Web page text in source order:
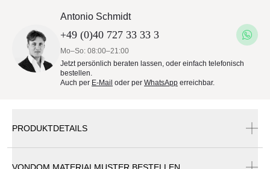
Antonio Schmidt
+49 (0)40 727 33 33 3
Mo–So: 08:00–21:00
Jetzt persönlich beraten lassen, oder einfach telefonisch
bestellen.
Auch per E-Mail oder per WhatsApp erreichbar.
PRODUKTDETAILS
VONDOM MATERIALMUSTER BESTELLEN